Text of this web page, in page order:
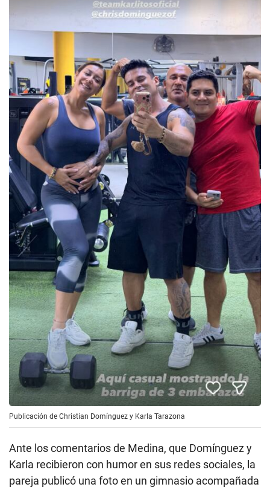
Publicación de Christian Domínguez y Karla Tarazona
Ante los comentarios de Medina, que Domínguez y
Karla recibieron con humor en sus redes sociales, la
pareja publicó una foto en un gimnasio acompañada